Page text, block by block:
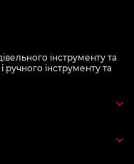
інструменту та
ручного інструменту та